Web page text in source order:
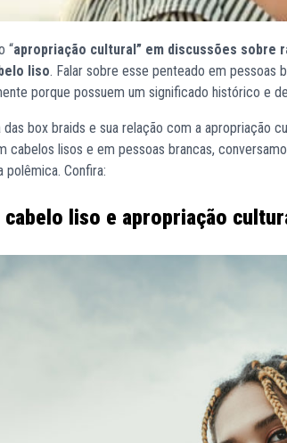
“apropriação cultural” em discussões sobre
liso. Falar sobre esse penteado em pessoas
porque possuem um significado histórico e
box braids e sua relação com a apropriação
cabelos lisos e em pessoas brancas,
Confira:
liso e apropriação